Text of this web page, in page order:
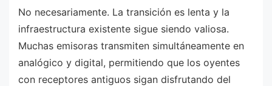
No necesariamente. La transición es lenta y la
infraestructura existente sigue siendo valiosa.
Muchas emisoras transmiten simultáneamente en
analógico y digital, permitiendo que los oyentes
con receptores antiguos sigan disfrutando del